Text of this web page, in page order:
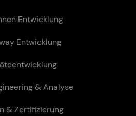
Entwicklung
Entwicklung
& Analyse
& Zertifizierung